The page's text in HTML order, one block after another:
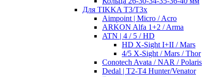
Для TIKKA T3/T3x
Aimpoint | Micro / Acro
ARKON Alfa 1+2 / Arma
ATN | 4 / 5 / HD
HD X-Sight I+II / Mars
4/5 X-Sight / Mars / Thor
Conotech Avata / NAR / Polaris
Dedal | T2-T4 Hunter/Venator